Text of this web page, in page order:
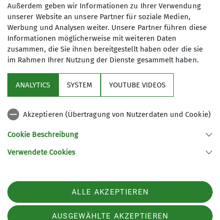
James-Franck-Ring 1b
37077 Göttingen
Sektion
Aktuelles
Sektion Göttingen des Deutschen Alpenvereins e.V.
Kurze Straße 16
37073 Göttingen
Telefon +4955143815
Außerdem geben wir Informationen zu Ihrer Verwendung
unserer Website an unsere Partner für soziale Medien,
Werbung und Analysen weiter. Unsere Partner führen diese
Informationen möglicherweise mit weiteren Daten
zusammen, die Sie ihnen bereitgestellt haben oder die sie
im Rahmen Ihrer Nutzung der Dienste gesammelt haben.
ANALYTICS SYSTEM YOUTUBE VIDEOS
Akzeptieren (Übertragung von Nutzerdaten und Cookie)
Cookie Beschreibung
Verwendete Cookies
ALLE AKZEPTIEREN
AUSGEWÄHLTE AKZEPTIEREN